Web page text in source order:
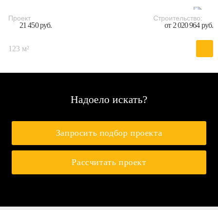
Проект
21 450 руб.
Строительство:
от 2 020 964 руб.
123 м²
Надоело искать?
Запросить подбор проекта
Рассчитать проект